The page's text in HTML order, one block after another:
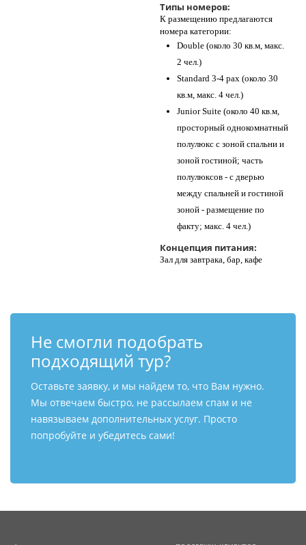
Типы номеров:
К размещению предлагаются
номера категории:
Double (около 30 кв.м, макс.
2 чел.)
Standard 3-4 pax (около 30
кв.м, макс. 4 чел.)
Junior Suite (около 40 кв.м,
просторный однокомнатный
полулюкс с зоной спальни и
зоной гостиной; часть
полулюксов - с дверью
между спальней и гостиной
зоной - размещение по
факту; макс. 4 чел.)
Концепция питания:
Зал для завтрака, бар, кафе
Не смогли подобрать
подходящий тур?
Оставьте заявку, и мы найдем то, что Вам нужно.
Мы отвечаем быстро, не рассылаем спам и не
навязываем дополнительных услуг. Просто
попробуйте и убедитесь сами!